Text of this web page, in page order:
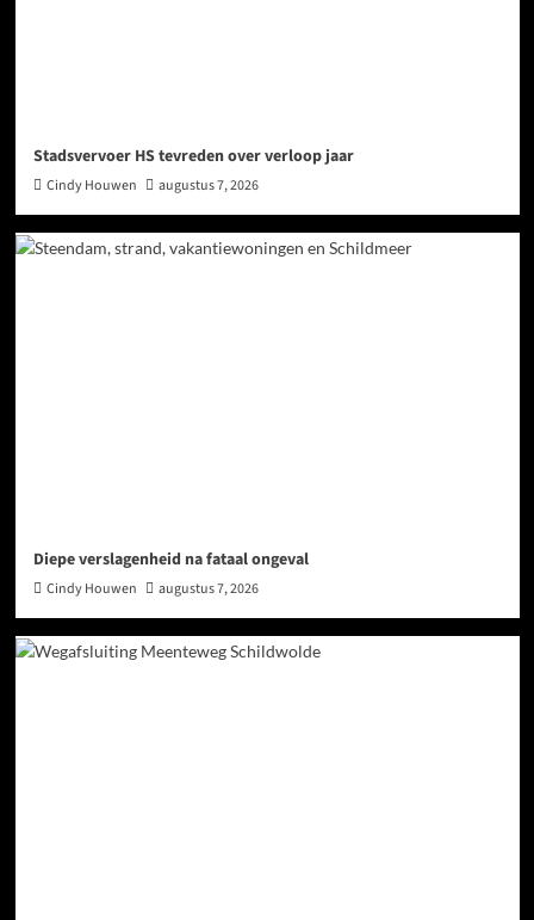
Stadsvervoer HS tevreden over verloop jaar
Cindy Houwen augustus 7, 2026
Diepe verslagenheid na fataal ongeval
Cindy Houwen augustus 7, 2026